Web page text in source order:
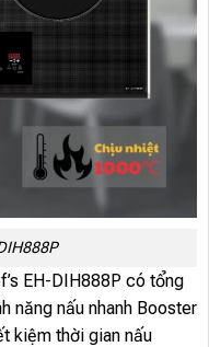
EH-DIH888P có tổng
năng nấu nhanh Booster
kiệm thời gian nấu